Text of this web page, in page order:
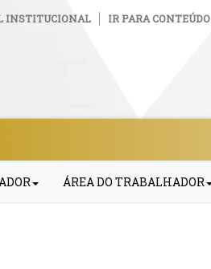
INSTITUCIONAL IR PARA CONTEÚDO
ÁREA DO TRABALHADOR